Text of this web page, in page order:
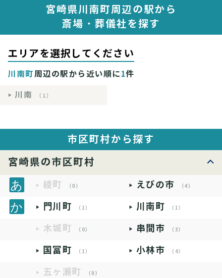
宮崎県川南町周辺の駅から
斎場・葬儀社を探す
エリアを選択してください
川南町周辺の駅から近い順に1件
川南
（1）
市区町村から探す
宮崎県の市区町村
綾町 （0） えびの市 （4）
門川町 （1） 川南町 （1）
木城町 （0） 串間市 （3）
国富町 （1） 小林市 （4）
五ヶ瀬町 （0）